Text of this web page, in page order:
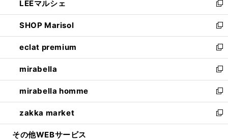
く
で
開
く
ド
ウ
で
開
く
ィ
ン
ド
ウ
で
開
く
い
ウ
ィ
ン
ド
ウ
で
開
く
LEEマルシェ
新
し
い
ウ
ィ
ン
ド
ウ
で
開
く
SHOP Marisol
新
し
い
ウ
ィ
ン
ド
ウ
で
開
eclat premium
新
し
い
ウ
ィ
ン
ド
ウ
mirabella
新
し
い
ウ
ィ
ン
mirabella homme
新
し
い
ウ
zakka market
新
し
その他WEBサービス